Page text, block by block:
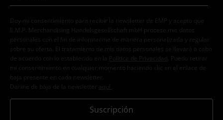
Doy mi consentimiento para recibir la newsletter de EMP y acepto que
E.M.P. Merchandising Handelsgesellschaft mbH procese mis datos
personales con el fin de informarme de manera personalizada y regular
sobre su oferta. El tratamiento de mis datos personales se llevará a cabo
de acuerdo con lo establecido en la
Política de Privacidad . Puedo retirar
mi consentimiento en cualquier momento haciendo clic en el enlace de
baja presente en cada newsletter.
Darme de baja de la newsletter
aquí
Suscripción